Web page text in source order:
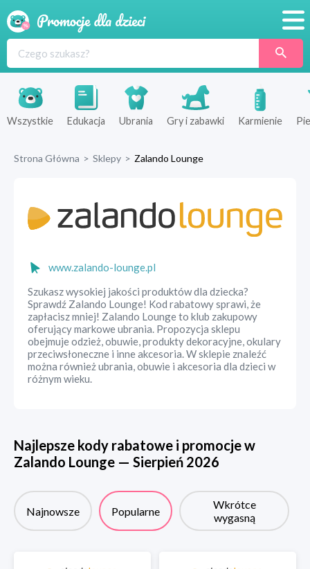
Produkty
Sklepy
Wszystkie Edukacja Ubrania Gry i zabawki Karmienie
Strona Główna > Sklepy > Zalando Lounge
www.zalando-lounge.pl
Szukasz wysokiej jakości produktów dla dziecka?
Sprawdź Zalando Lounge! Kod rabatowy sprawi, że
zapłacisz mniej! Zalando Lounge to klub zakupowy
oferujący markowe ubrania. Propozycja sklepu
obejmuje odzież, obuwie, produkty dekoracyjne, okulary
przeciwsłoneczne i inne akcesoria. W sklepie znaleźć
można również ubrania, obuwie i akcesoria dla dzieci w
różnym wieku.
Najlepsze kody rabatowe i promocje w
Zalando Lounge — Sierpień 2026
Najnowsze Popularne
Wkrótce
wygasną